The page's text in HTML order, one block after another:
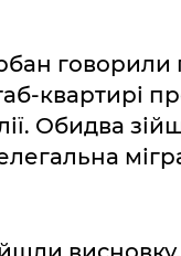
говорили
квартирі
Обидва